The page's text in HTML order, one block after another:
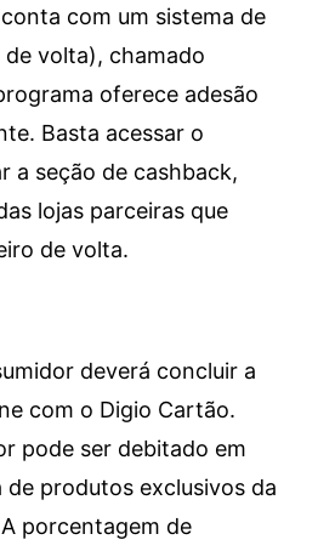
com um sistema de
volta), chamado
oferece adesão
Basta acessar o
a seção de cashback,
lojas parceiras que
de volta.
deverá concluir a
com o Digio Cartão.
pode ser debitado em
produtos exclusivos da
porcentagem de